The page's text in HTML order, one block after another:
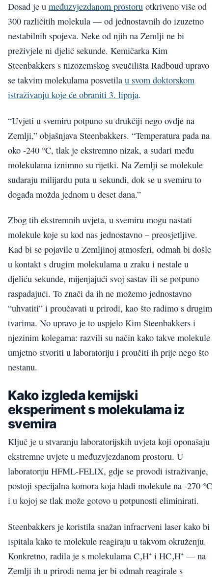
Dosad je u međuzvjezdanom prostoru otkriveno više od
300 različitih molekula — od jednostavnih do izuzetno
nestabilnih spojeva. Neke od njih na Zemlji ne bi
preživjele ni djelić sekunde. Kemičarka Kim
Steenbakkers s nizozemskog sveučilišta Radboud upravo
se takvim molekulama posvetila u svom doktorskom
istraživanju koje će obraniti 3. lipnja.
“Uvjeti u svemiru potpuno su drukčiji nego ovdje na
Zemlji,” objašnjava Steenbakkers. “Temperatura pada na
oko -240 °C, tlak je ekstremno nizak, a sudari među
molekulama iznimno su rijetki. Na Zemlji se molekule
sudaraju milijardu puta u sekundi, dok se u svemiru to
događa možda jednom u deset dana.”
Zbog tih ekstremnih uvjeta, u svemiru mogu nastati
molekule koje su kod nas jednostavno – preosjetljive.
Kad bi se pojavile u Zemljinoj atmosferi, odmah bi došle
u kontakt s drugim molekulama u zraku i nestale u
djeliću sekunde, mijenjajući svoj sastav ili se potpuno
raspadajući. To znači da ih ne možemo jednostavno
“uhvatiti” i proučavati u prirodi, kao što radimo s drugim
tvarima. No upravo je to uspjelo Kim Steenbakkers i
njezinim kolegama: razvili su način kako takve molekule
umjetno stvoriti u laboratoriju i proučiti ih prije nego što
nestanu.
Kako izgleda kemijski
eksperiment s molekulama iz
svemira
Ključ je u stvaranju laboratorijskih uvjeta koji oponašaju
ekstremne uvjete u međuzvjezdanom prostoru. U
laboratoriju HFML-FELIX, gdje se provodi istraživanje,
postoji specijalna komora koja hladi molekule na -270 °C
i u kojoj se tlak može gotovo u potpunosti eliminirati.
Steenbakkers je koristila snažan infracrveni laser kako bi
ispitala kako te molekule reagiraju u takvom okruženju.
Konkretno, radila je s molekulama C₂H⁺ i HC₂H⁺ — na
Zemlji ih u prirodi nema jer bi odmah reagirale s